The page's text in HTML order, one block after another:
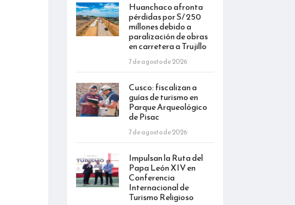
Huanchaco afronta
pérdidas por S/ 250
millones debido a
paralización de obras
en carretera a Trujillo
7 de agosto de 2026
Cusco: fiscalizan a
guías de turismo en
Parque Arqueológico
de Pisac
7 de agosto de 2026
Impulsan la Ruta del
Papa León XIV en
Conferencia
Internacional de
Turismo Religioso